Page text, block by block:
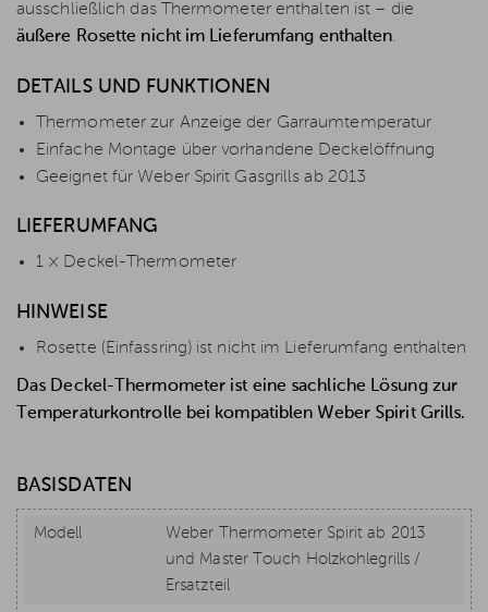
ausschließlich das Thermometer enthalten ist – die
äußere Rosette nicht im Lieferumfang enthalten.
DETAILS UND FUNKTIONEN
Thermometer zur Anzeige der Garraumtemperatur
Einfache Montage über vorhandene Deckelöffnung
Geeignet für Weber Spirit Gasgrills ab 2013
LIEFERUMFANG
1 × Deckel-Thermometer
HINWEISE
Rosette (Einfassring) ist nicht im Lieferumfang enthalten
Das Deckel-Thermometer ist eine sachliche Lösung zur
Temperaturkontrolle bei kompatiblen Weber Spirit Grills.
BASISDATEN
Modell
Weber Thermometer Spirit ab 2013
und Master Touch Holzkohlegrills /
Ersatzteil